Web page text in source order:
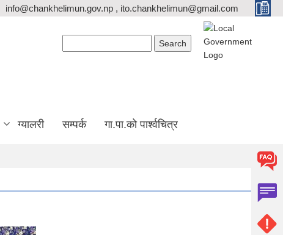
info@chankhelimun.gov.np , ito.chankhelimun@gmail.com
ग्यालरी सम्पर्क गा.पा.को पार्श्वचित्र